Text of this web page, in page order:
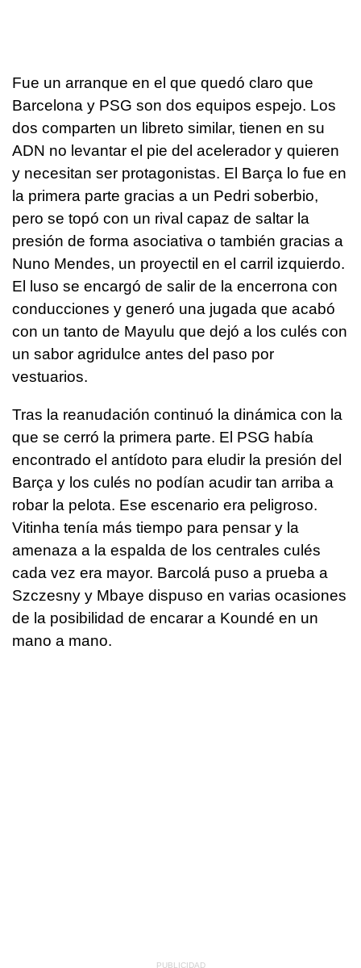
Fue un arranque en el que quedó claro que
Barcelona y PSG son dos equipos espejo. Los
dos comparten un libreto similar, tienen en su
ADN no levantar el pie del acelerador y quieren
y necesitan ser protagonistas. El Barça lo fue en
la primera parte gracias a un Pedri soberbio,
pero se topó con un rival capaz de saltar la
presión de forma asociativa o también gracias a
Nuno Mendes, un proyectil en el carril izquierdo.
El luso se encargó de salir de la encerrona con
conducciones y generó una jugada que acabó
con un tanto de Mayulu que dejó a los culés con
un sabor agridulce antes del paso por
vestuarios.
Tras la reanudación continuó la dinámica con la
que se cerró la primera parte. El PSG había
encontrado el antídoto para eludir la presión del
Barça y los culés no podían acudir tan arriba a
robar la pelota. Ese escenario era peligroso.
Vitinha tenía más tiempo para pensar y la
amenaza a la espalda de los centrales culés
cada vez era mayor. Barcolá puso a prueba a
Szczesny y Mbaye dispuso en varias ocasiones
de la posibilidad de encarar a Koundé en un
mano a mano.